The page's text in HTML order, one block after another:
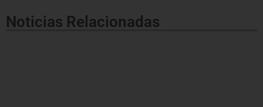
Noticias Relacionadas